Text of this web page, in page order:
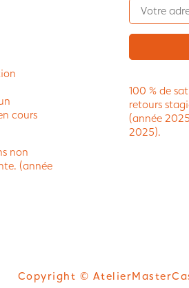
cours
non
(année
100 % de
retours
(année
2025).
Copyright ©